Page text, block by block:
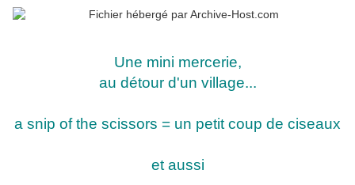
Une mini mercerie,
au détour d'un village...
a snip of the scissors = un petit coup de ciseaux
et aussi